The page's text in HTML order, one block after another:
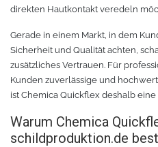
direkten Hautkontakt veredeln
Gerade in einem Markt, in dem
Sicherheit und Qualität achten,
zusätzliches Vertrauen. Für
Kunden zuverlässige und
ist Chemica Quickflex deshalb
Warum Chemica
schildproduktion.de